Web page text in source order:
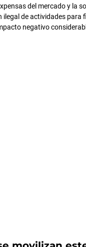
del mercado y la
ilegal de actividades para
negativo